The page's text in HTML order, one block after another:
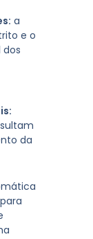
a
e o
dos
da
para